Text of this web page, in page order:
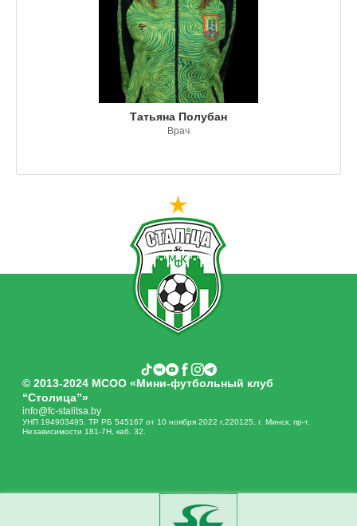
Татьяна Полубан
Врач
© 2013-2024 МСОО «Мини-футбольный клуб
“Столица”»
info@fc-stalitsa.by
УНП 194903495. ТР РБ 545167 от 10 ноября 2022 г.220125, г. Минск, пр-т.
Независимости 181-7Н, каб. 32.